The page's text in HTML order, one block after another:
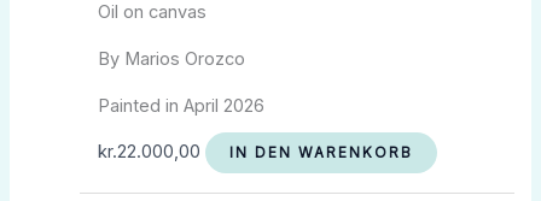
Oil on canvas
By Marios Orozco
Painted in April 2026
kr.22.000,00 IN DEN WARENKORB